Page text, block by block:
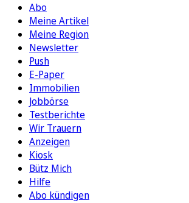
Abo
Meine Artikel
Meine Region
Newsletter
Push
E-Paper
Immobilien
Jobbörse
Testberichte
Wir Trauern
Anzeigen
Kiosk
Bütz Mich
Hilfe
Abo kündigen